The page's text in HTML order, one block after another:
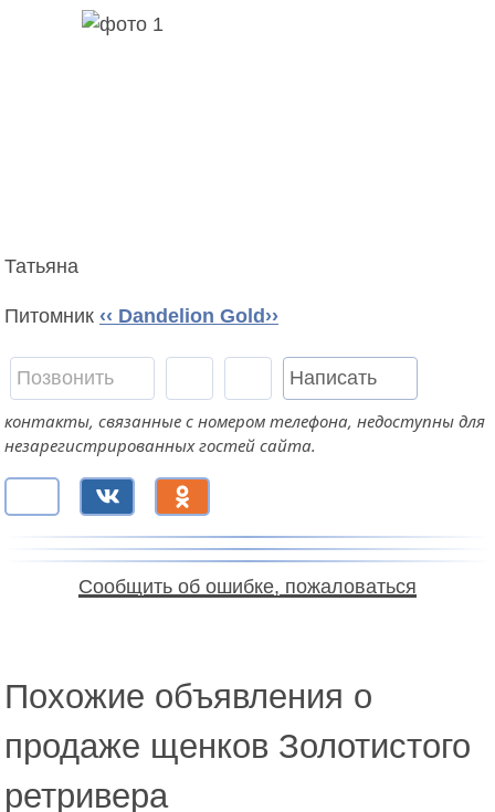
Татьяна
Питомник ‹‹ Dandelion Gold››
Позвонить
Написать
контакты, связанные с номером телефона, недоступны для
незарегистрированных гостей сайта.
Сообщить об ошибке, пожаловаться
Похожие объявления о
продаже щенков Золотистого
ретривера